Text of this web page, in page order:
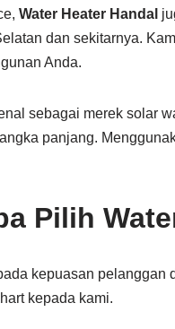
Water Heater Handal
dan sekitarnya.
Anda.
sebagai merek solar
panjang.
Pilih
kepuasan pelanggan
kepada kami.